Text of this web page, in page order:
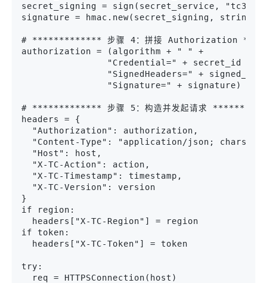
secret_signing = sign(secret_service,
signature = hmac.new(secret_signing,
# ************* 步骤 4：拼接 Authorization
authorization = (algorithm + " " +
"Credential=" + secret_id + "/" +
"SignedHeaders=" +
"Signature=" + signature)
# ************* 步骤 5：构造并发起请求
headers = {
"Authorization": authorization,
"Content-Type": "application/json;
"Host": host,
"X-TC-Action": action,
"X-TC-Timestamp": timestamp,
"X-TC-Version": version
}
if region:
headers["X-TC-Region"] = region
if token:
headers["X-TC-Token"] = token
try:
req = HTTPSConnection(host)